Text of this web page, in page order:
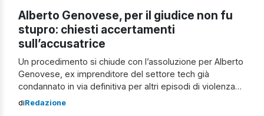
Alberto Genovese, per il giudice non fu
stupro: chiesti accertamenti
sull’accusatrice
Un procedimento si chiude con l’assoluzione per Alberto
Genovese, ex imprenditore del settore tech già
condannato in via definitiva per altri episodi di violenza
sessuale. In questo caso, però, il tribunale ha escluso
diRedazione